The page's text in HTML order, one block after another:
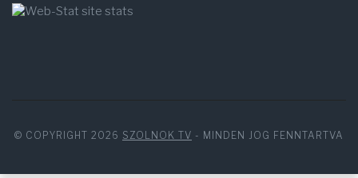
© COPYRIGHT 2026 SZOLNOK TV - MINDEN JOG FENNTARTVA